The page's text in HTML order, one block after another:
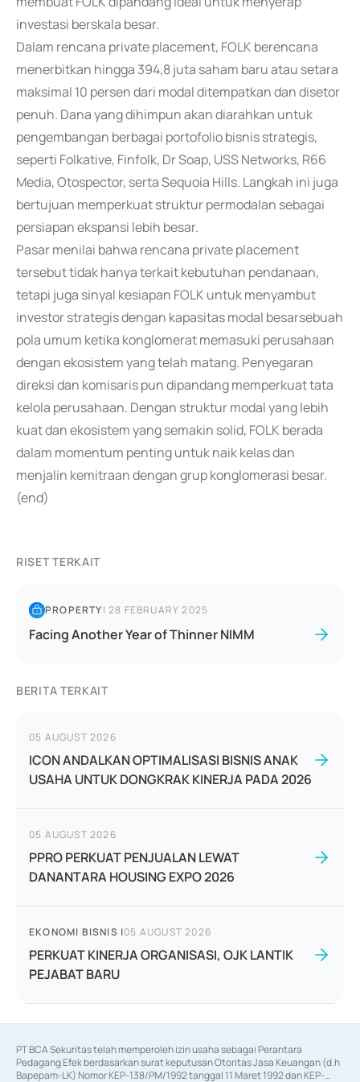
investasi berskala besar.
Dalam rencana private placement, FOLK berencana
menerbitkan hingga 394,8 juta saham baru atau setara
maksimal 10 persen dari modal ditempatkan dan disetor
penuh. Dana yang dihimpun akan diarahkan untuk
pengembangan berbagai portofolio bisnis strategis,
seperti Folkative, Finfolk, Dr Soap, USS Networks, R66
Media, Otospector, serta Sequoia Hills. Langkah ini juga
bertujuan memperkuat struktur permodalan sebagai
persiapan ekspansi lebih besar.
Pasar menilai bahwa rencana private placement
tersebut tidak hanya terkait kebutuhan pendanaan,
tetapi juga sinyal kesiapan FOLK untuk menyambut
investor strategis dengan kapasitas modal besarsebuah
pola umum ketika konglomerat memasuki perusahaan
dengan ekosistem yang telah matang. Penyegaran
direksi dan komisaris pun dipandang memperkuat tata
kelola perusahaan. Dengan struktur modal yang lebih
kuat dan ekosistem yang semakin solid, FOLK berada
dalam momentum penting untuk naik kelas dan
menjalin kemitraan dengan grup konglomerasi besar.
(end)
RISET TERKAIT
PROPERTY|28 FEBRUARY 2025
Facing Another Year of Thinner NIMM
BERITA TERKAIT
05 AUGUST 2026
ICON ANDALKAN OPTIMALISASI BISNIS ANAK
USAHA UNTUK DONGKRAK KINERJA PADA 2026
05 AUGUST 2026
PPRO PERKUAT PENJUALAN LEWAT
DANANTARA HOUSING EXPO 2026
EKONOMI BISNIS |05 AUGUST 2026
PERKUAT KINERJA ORGANISASI, OJK LANTIK
PEJABAT BARU
PT BCA Sekuritas telah memperoleh izin usaha sebagai Perantara
Pedagang Efek berdasarkan surat keputusan Otoritas Jasa Keuangan (d.h
Bapepam-LK) Nomor KEP-138/PM/1992 tanggal 11 Maret 1992 dan KEP-